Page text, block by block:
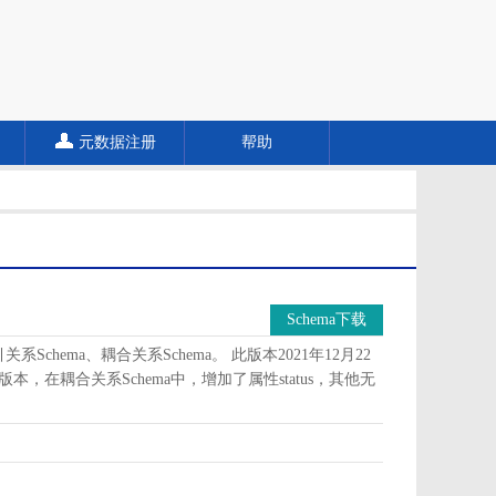
元数据注册 帮助
Schema下载
系Schema、耦合关系Schema。 此版本2021年12月22
本，在耦合关系Schema中，增加了属性status，其他无